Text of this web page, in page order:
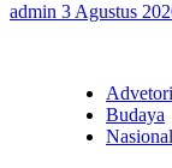
admin 3 Agustus
Budaya
Nasional